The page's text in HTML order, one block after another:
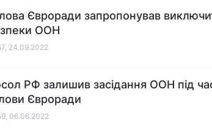
Євроради запропонував
ООН
24.09.2022
РФ залишив засідання ООН під
Євроради
06.06.2022